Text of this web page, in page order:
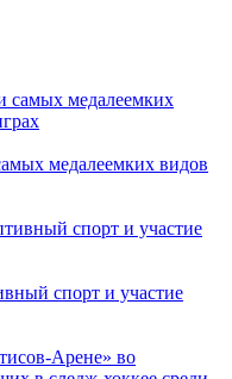
медалеемких видов
спорт и участие